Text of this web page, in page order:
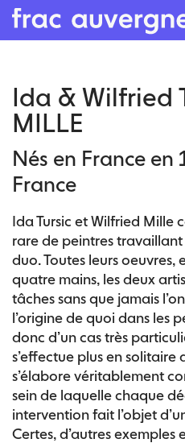
the
Ida & Wilfried
MILLE
Nés en France en
France
Ida Tursic et Wilfried Mille
rare de peintres
duo. Toutes leurs oeuvres,
quatre mains, les deux
tâches sans que jamais
l’origine de quoi dans les
donc d’un cas très
s’effectue plus en solitaire
s’élabore véritablement
sein de laquelle chaque
intervention fait l’objet
Certes, d’autres exemples